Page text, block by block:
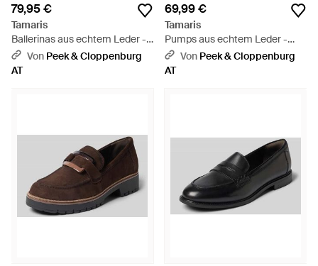
79,95 €
Tamaris
Ballerinas aus echtem Leder -
Braun
Von Peek & Cloppenburg
AT
69,99 €
Tamaris
Pumps aus echtem Leder -
Schwarz
Von Peek & Cloppenburg
AT